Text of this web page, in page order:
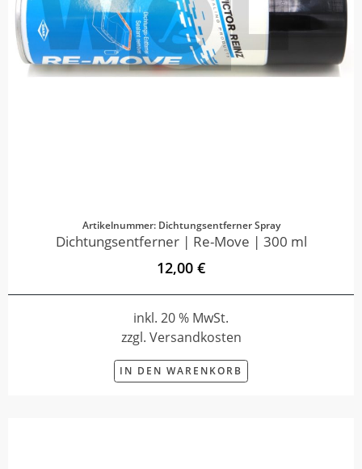
Artikelnummer: Dichtungsentferner Spray
Dichtungsentferner | Re-Move | 300 ml
12,00 €
inkl. 20 % MwSt.
zzgl. Versandkosten
IN DEN WARENKORB